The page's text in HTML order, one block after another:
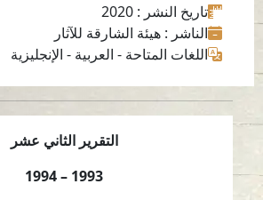
تاريخ النشر: 2020
الناشر: هيئة الشارقة للآثار
اللغات المتاحة- العربية- الإنجليزية
التقرير الثاني عشر
1993 – 1994